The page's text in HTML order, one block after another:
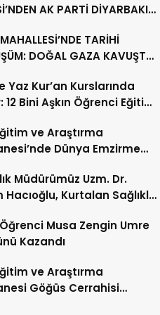
AK PARTİ DİYARBAKIR
TARİHİ
DOĞAL GAZA KAVUŞTU,
Yaz Kur’an Kurslarında
12 Bini Aşkın Öğrenci Eğitim
ve Araştırma
Dünya Emzirme
Müdürümüz Uzm. Dr.
Hacıoğlu, Kurtalan Sağlıklı
Musa Zengin Umre
Kazandı
ve Araştırma
Göğüs Cerrahisi